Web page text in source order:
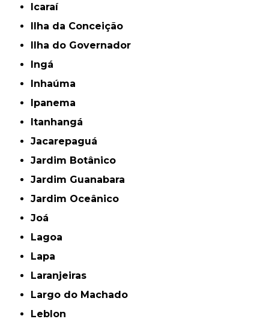
Icaraí
Ilha da Conceição
Ilha do Governador
Ingá
Inhaúma
Ipanema
Itanhangá
Jacarepaguá
Jardim Botânico
Jardim Guanabara
Jardim Oceânico
Joá
Lagoa
Lapa
Laranjeiras
Largo do Machado
Leblon